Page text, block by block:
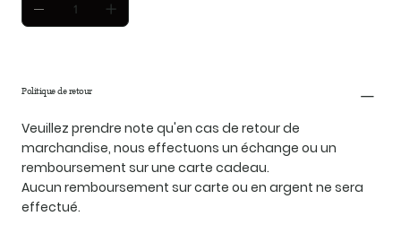
Politique de retour
Veuillez prendre note qu'en cas de retour de
marchandise, nous effectuons un échange ou un
remboursement sur une carte cadeau.
Aucun remboursement sur carte ou en argent ne sera
effectué.